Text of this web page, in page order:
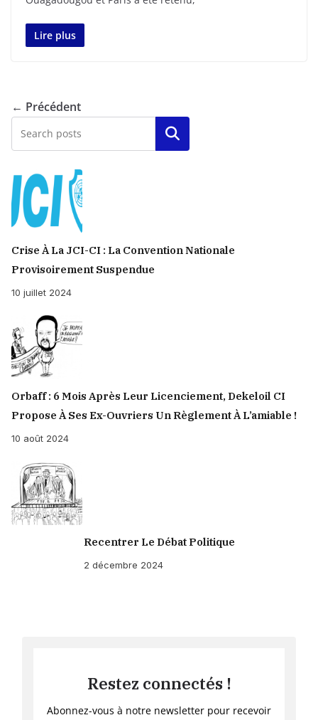
Lire plus
← Précédent
Rechercher
Crise À La JCI-CI : La Convention Nationale
Provisoirement Suspendue
10 juillet 2024
Orbaff : 6 Mois Après Leur Licenciement, Dekeloil CI
Propose À Ses Ex-Ouvriers Un Règlement À L’amiable !
10 août 2024
Recentrer Le Débat Politique
2 décembre 2024
Restez connectés !
Abonnez-vous à notre newsletter pour recevoir